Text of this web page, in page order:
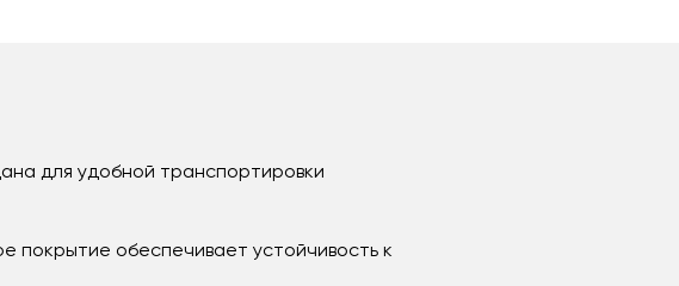
для удобной транспортировки
покрытие обеспечивает устойчивость к